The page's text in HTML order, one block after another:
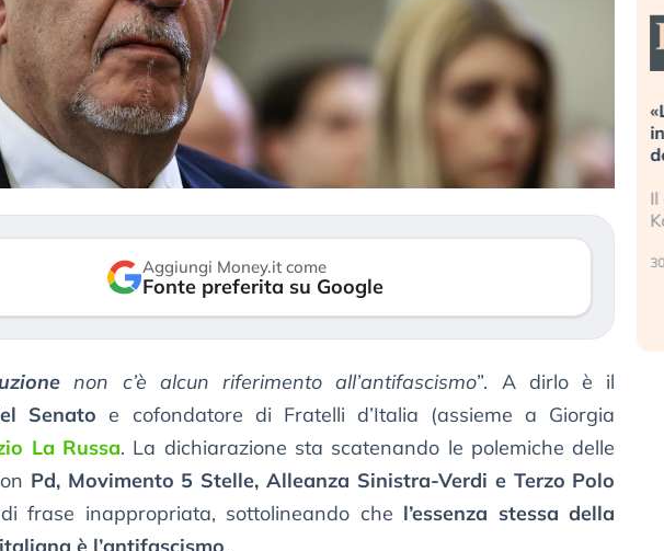
Aggiungi Money.it come
Fonte preferita su Google
non c’è alcun riferimento all’antifascismo”. A dirlo è il
Senato e cofondatore di Fratelli d’Italia (assieme a Giorgia
La Russa. La dichiarazione sta scatenando le polemiche delle
Pd, Movimento 5 Stelle, Alleanza Sinistra-Verdi e Terzo Polo
frase inappropriata, sottolineando che l’essenza stessa della
Dalle valutazioni estreme alla
correzione. Cosa sta guidando il
repricing degli asset?
mostrando segni di stanchezza
verso le (…)
«La mia vita è rovinata». Investitori
in preda al panico dopo lo scoppio
Kospi, mentre gli investitori retail (…)